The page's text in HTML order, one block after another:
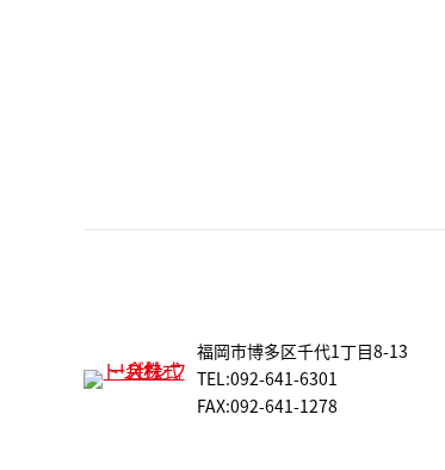
福岡市博多区千代1丁目8-13
TEL:092-641-6301
FAX:092-641-1278